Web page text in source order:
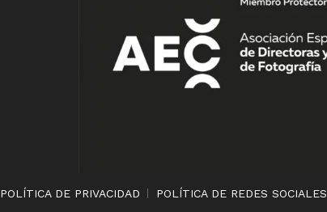
POLÍTICA DE PRIVACIDAD POLÍTICA DE REDES SOCIALES